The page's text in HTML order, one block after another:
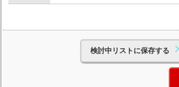
検討中リストに保存する